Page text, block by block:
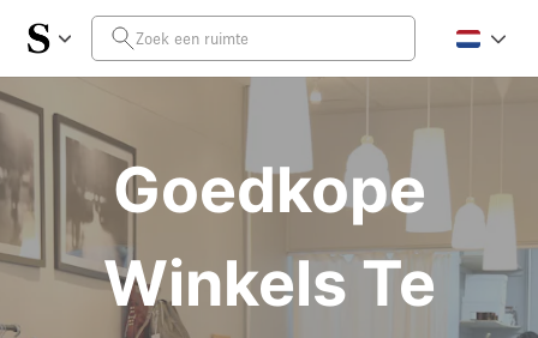
Goedkope
Winkels Te